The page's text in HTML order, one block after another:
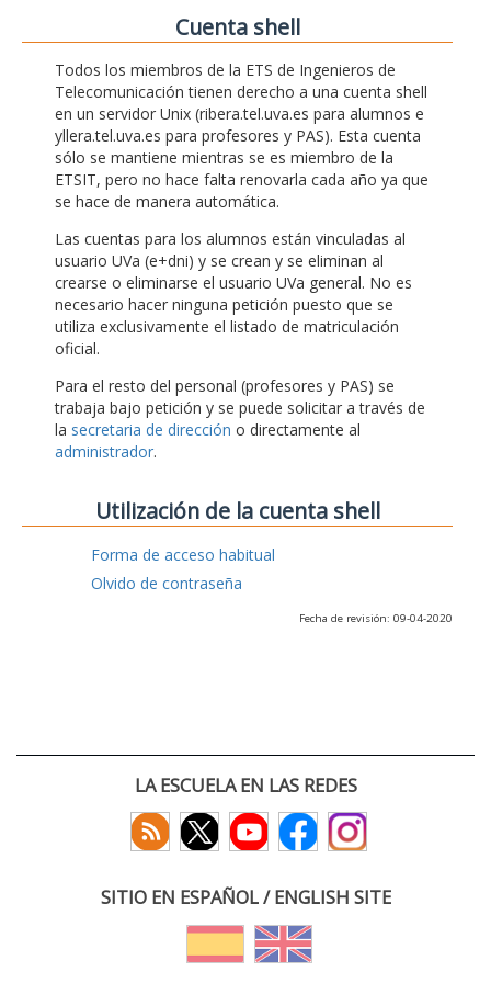
Cuenta shell
Todos los miembros de la ETS de Ingenieros de
Telecomunicación tienen derecho a una cuenta shell
en un servidor Unix (ribera.tel.uva.es para alumnos e
yllera.tel.uva.es para profesores y PAS). Esta cuenta
sólo se mantiene mientras se es miembro de la
ETSIT, pero no hace falta renovarla cada año ya que
se hace de manera automática.
Las cuentas para los alumnos están vinculadas al
usuario UVa (e+dni) y se crean y se eliminan al
crearse o eliminarse el usuario UVa general. No es
necesario hacer ninguna petición puesto que se
utiliza exclusivamente el listado de matriculación
oficial.
Para el resto del personal (profesores y PAS) se
trabaja bajo petición y se puede solicitar a través de
la secretaria de dirección o directamente al
administrador.
Utilización de la cuenta shell
Forma de acceso habitual
Olvido de contraseña
Fecha de revisión: 09-04-2020
LA ESCUELA EN LAS REDES
SITIO EN ESPAÑOL / ENGLISH SITE